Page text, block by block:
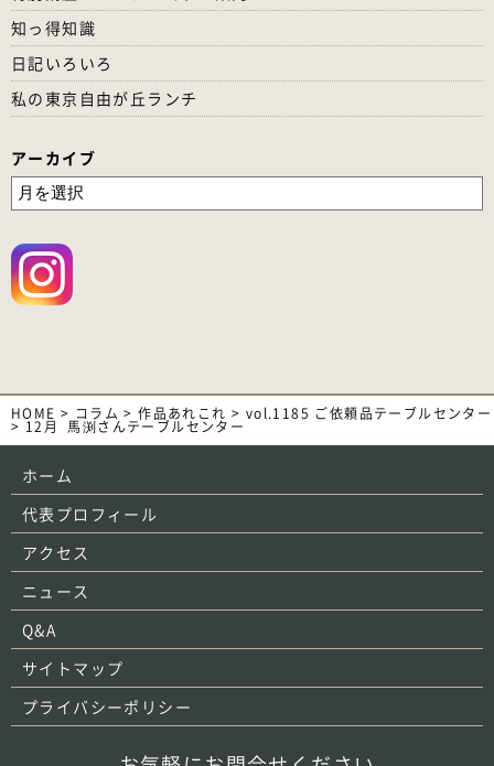
知っ得知識
日記いろいろ
私の東京自由が丘ランチ
アーカイブ
HOME > コラム >作品あれこれ > vol.1185 ご依頼品テーブルセンター
> 12月_馬渕さんテーブルセンター
ホーム
代表プロフィール
アクセス
ニュース
Q&A
サイトマップ
プライバシーポリシー